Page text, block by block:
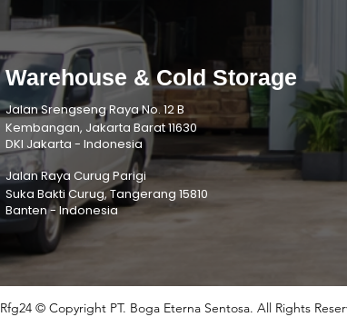
Warehouse & Cold Storage
Jalan Srengseng Raya No. 12 B
Kembangan, Jakarta Barat 11630
DKI Jakarta - Indonesia
Jalan Raya Curug Parigi
Suka Bakti Curug, Tangerang 15810
Banten - Indonesia
Rfg24 © Copyright PT. Boga Eterna Sentosa. All Rights